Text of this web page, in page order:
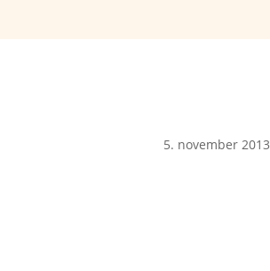
5. november 2013